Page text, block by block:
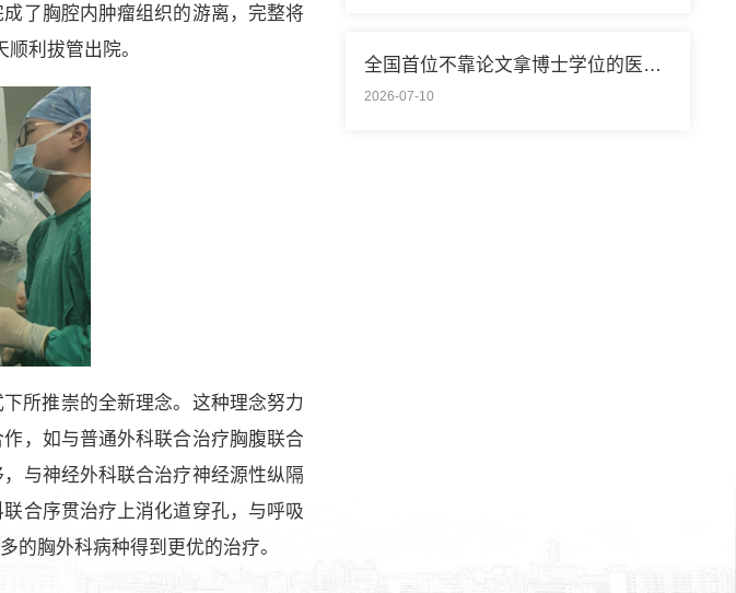
了胸腔内肿瘤组织的游离，完整将
利拔管出院。
所推崇的全新理念。这种理念努力
，如与普通外科联合治疗胸腹联合
与神经外科联合治疗神经源性纵隔
合序贯治疗上消化道穿孔，与呼吸
的胸外科病种得到更优的治疗。
全国首位不靠论文拿博士学位的医学领域研究生通过答辩
2026-07-10